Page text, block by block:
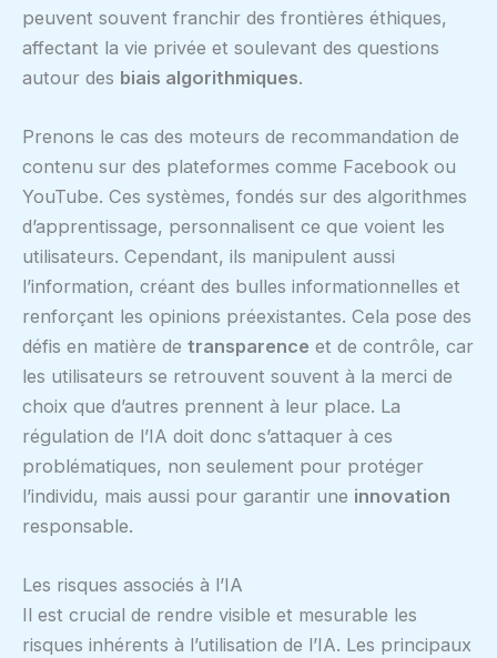
peuvent souvent franchir des frontières éthiques,
affectant la vie privée et soulevant des questions
autour des biais algorithmiques.
Prenons le cas des moteurs de recommandation de
contenu sur des plateformes comme Facebook ou
YouTube. Ces systèmes, fondés sur des algorithmes
d’apprentissage, personnalisent ce que voient les
utilisateurs. Cependant, ils manipulent aussi
l’information, créant des bulles informationnelles et
renforçant les opinions préexistantes. Cela pose des
défis en matière de transparence et de contrôle, car
les utilisateurs se retrouvent souvent à la merci de
choix que d’autres prennent à leur place. La
régulation de l’IA doit donc s’attaquer à ces
problématiques, non seulement pour protéger
l’individu, mais aussi pour garantir une innovation
responsable.
Les risques associés à l’IA
Il est crucial de rendre visible et mesurable les
risques inhérents à l’utilisation de l’IA. Les principaux